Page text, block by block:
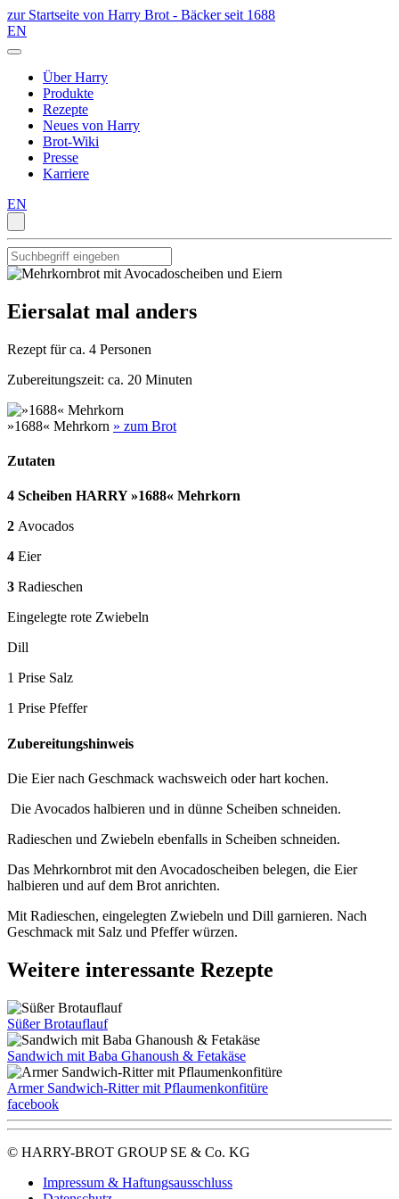
zur Startseite von Harry Brot - Bäcker seit 1688
EN
Über Harry
Produkte
Rezepte
Neues von Harry
Brot-Wiki
Presse
Karriere
EN
Eiersalat mal anders
Rezept für ca. 4 Personen
Zubereitungszeit: ca. 20 Minuten
»1688« Mehrkorn » zum Brot
Zutaten
4 Scheiben HARRY »1688« Mehrkorn
2 Avocados
4 Eier
3 Radieschen
Eingelegte rote Zwiebeln
Dill
1 Prise Salz
1 Prise Pfeffer
Zubereitungshinweis
Die Eier nach Geschmack wachsweich oder hart kochen.
Die Avocados halbieren und in dünne Scheiben schneiden.
Radieschen und Zwiebeln ebenfalls in Scheiben schneiden.
Das Mehrkornbrot mit den Avocadoscheiben belegen, die Eier
halbieren und auf dem Brot anrichten.
Mit Radieschen, eingelegten Zwiebeln und Dill garnieren. Nach
Geschmack mit Salz und Pfeffer würzen.
Weitere interessante Rezepte
Süßer Brotauflauf
Sandwich mit Baba Ghanoush & Fetakäse
Armer Sandwich-Ritter mit Pflaumenkonfitüre
facebook
© HARRY-BROT GROUP SE & Co. KG
Impressum & Haftungsausschluss